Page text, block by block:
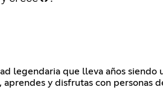
legendaria que lleva años
aprendes y disfrutas con personas